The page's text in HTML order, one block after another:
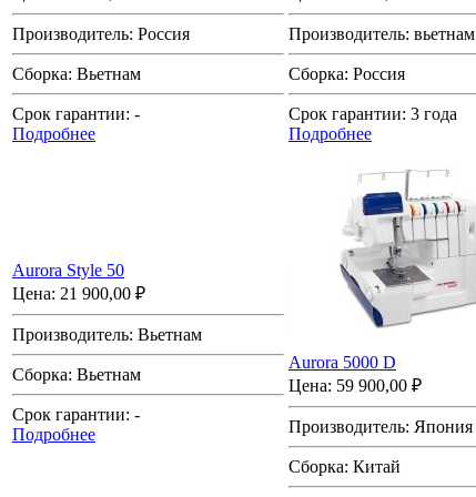
Производитель: Россия
Сборка: Вьетнам
Срок гарантии: -
Подробнее
Производитель: вьетнам
Сборка: Россия
Срок гарантии: 3 года
Подробнее
Aurora Style 50
Цена: 21 900,00 ₽
Производитель: Вьетнам
Сборка: Вьетнам
Срок гарантии: -
Подробнее
Aurora 5000 D
Цена: 59 900,00 ₽
Производитель: Япония
Сборка: Китай